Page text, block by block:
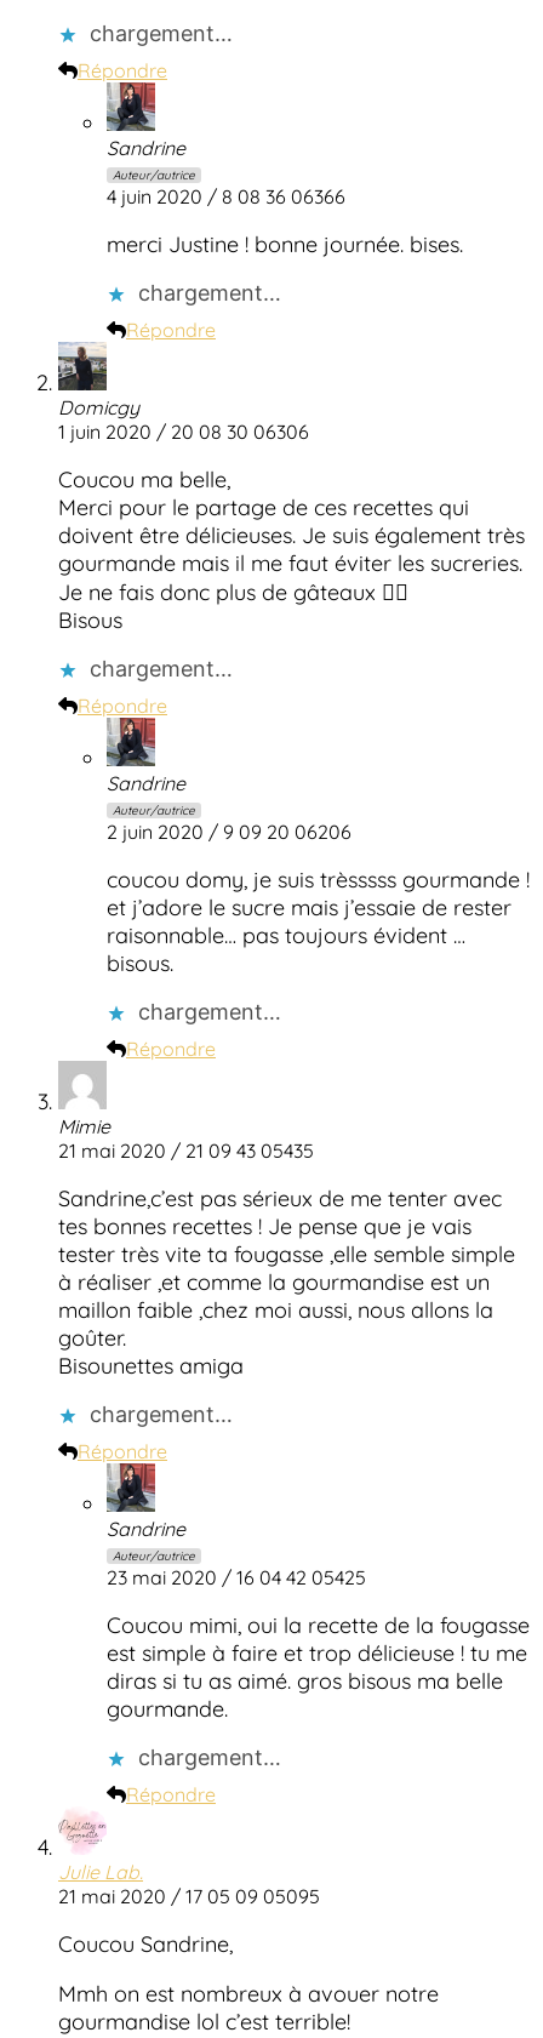
chargement…
Répondre
Sandrine
Auteur/autrice
4 juin 2020 / 8 08 36 06366
merci Justine ! bonne journée. bises.
chargement…
Répondre
Domicgy
1 juin 2020 / 20 08 30 06306
Coucou ma belle,
Merci pour le partage de ces recettes qui
doivent être délicieuses. Je suis également très
gourmande mais il me faut éviter les sucreries.
Je ne fais donc plus de gâteaux 🤦‍♀️
Bisous
chargement…
Répondre
Sandrine
Auteur/autrice
2 juin 2020 / 9 09 20 06206
coucou domy, je suis trèsssss gourmande !
et j’adore le sucre mais j’essaie de rester
raisonnable… pas toujours évident …
bisous.
chargement…
Répondre
Mimie
21 mai 2020 / 21 09 43 05435
Sandrine,c’est pas sérieux de me tenter avec
tes bonnes recettes ! Je pense que je vais
tester très vite ta fougasse ,elle semble simple
à réaliser ,et comme la gourmandise est un
maillon faible ,chez moi aussi, nous allons la
goûter.
Bisounettes amiga
chargement…
Répondre
Sandrine
Auteur/autrice
23 mai 2020 / 16 04 42 05425
Coucou mimi, oui la recette de la fougasse
est simple à faire et trop délicieuse ! tu me
diras si tu as aimé. gros bisous ma belle
gourmande.
chargement…
Répondre
Julie Lab.
21 mai 2020 / 17 05 09 05095
Coucou Sandrine,
Mmh on est nombreux à avouer notre
gourmandise lol c’est terrible!